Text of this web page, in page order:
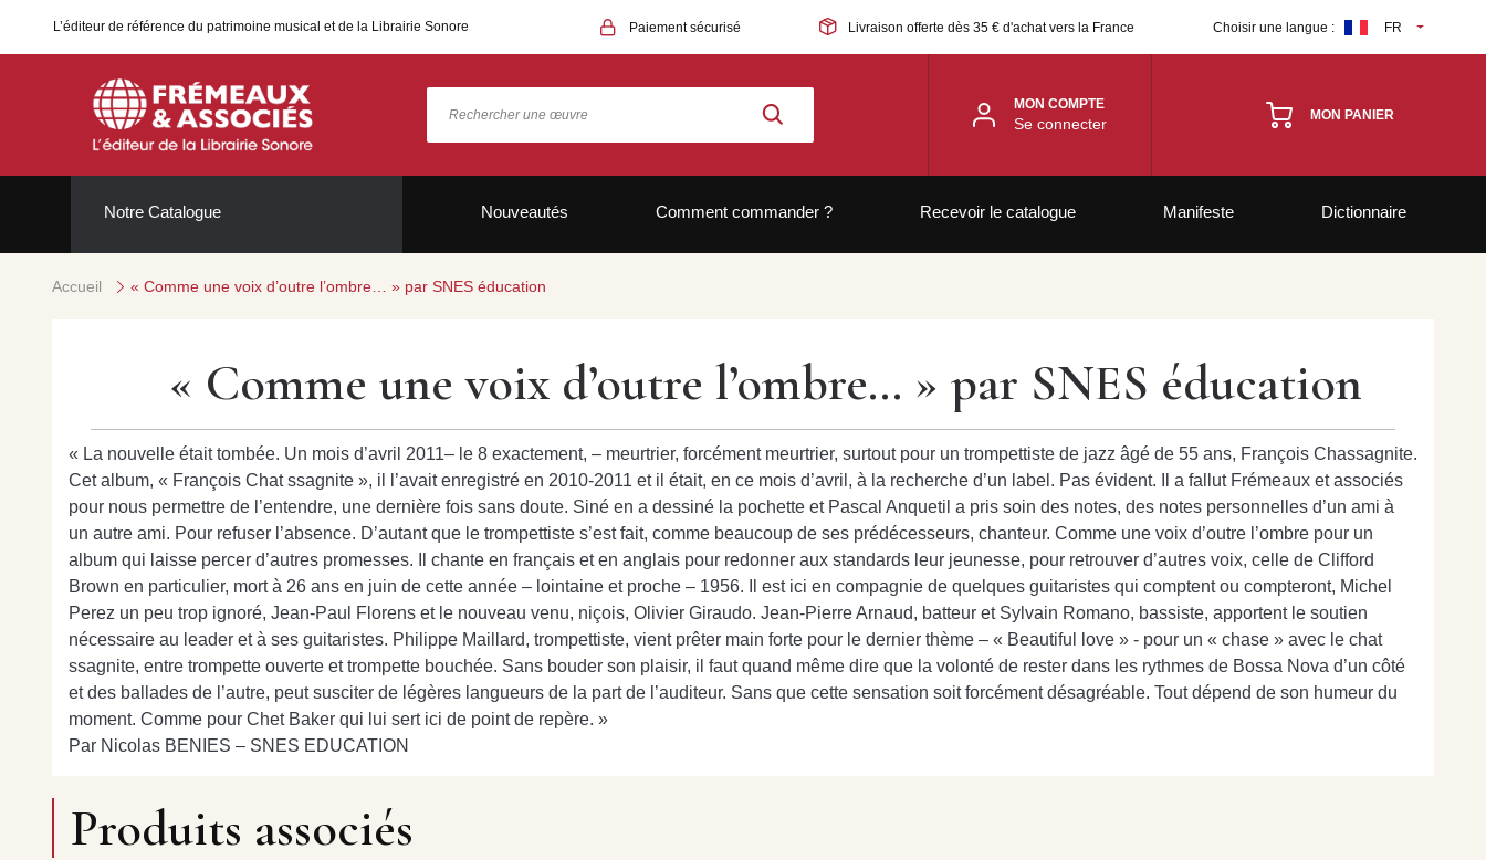
L’éditeur de référence du patrimoine musical et de la Librairie Sonore Paiement sécurisé Livraison offerte dès 35 € d'achat vers la France Choisir une langue : FR
MON COMPTE
Se connecter MON PANIER
Notre Catalogue Nouveautés Comment commander ? Recevoir le catalogue Manifeste Dictionnaire
Accueil « Comme une voix d’outre l’ombre… » par SNES éducation
« Comme une voix d’outre l’ombre… » par SNES éducation
« La nouvelle était tombée. Un mois d’avril 2011– le 8 exactement, – meurtrier, forcément meurtrier, surtout pour un trompettiste de jazz âgé de 55 ans, François Chassagnite.
Cet album, « François Chat ssagnite », il l’avait enregistré en 2010-2011 et il était, en ce mois d’avril, à la recherche d’un label. Pas évident. Il a fallut Frémeaux et associés
pour nous permettre de l’entendre, une dernière fois sans doute. Siné en a dessiné la pochette et Pascal Anquetil a pris soin des notes, des notes personnelles d’un ami à
un autre ami. Pour refuser l’absence. D’autant que le trompettiste s’est fait, comme beaucoup de ses prédécesseurs, chanteur. Comme une voix d’outre l’ombre pour un
album qui laisse percer d’autres promesses. Il chante en français et en anglais pour redonner aux standards leur jeunesse, pour retrouver d’autres voix, celle de Clifford
Brown en particulier, mort à 26 ans en juin de cette année – lointaine et proche – 1956. Il est ici en compagnie de quelques guitaristes qui comptent ou compteront, Michel
Perez un peu trop ignoré, Jean-Paul Florens et le nouveau venu, niçois, Olivier Giraudo. Jean-Pierre Arnaud, batteur et Sylvain Romano, bassiste, apportent le soutien
nécessaire au leader et à ses guitaristes. Philippe Maillard, trompettiste, vient prêter main forte pour le dernier thème – « Beautiful love » - pour un « chase » avec le chat
ssagnite, entre trompette ouverte et trompette bouchée. Sans bouder son plaisir, il faut quand même dire que la volonté de rester dans les rythmes de Bossa Nova d’un côté
et des ballades de l’autre, peut susciter de légères langueurs de la part de l’auditeur. Sans que cette sensation soit forcément désagréable. Tout dépend de son humeur du
moment. Comme pour Chet Baker qui lui sert ici de point de repère. »
Par Nicolas BENIES – SNES EDUCATION
Produits associés